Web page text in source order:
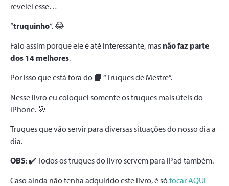
revelei esse…
“truquinho“. 😂
Falo assim porque ele é até interessante, mas não faz parte
dos 14 melhores.
Por isso que está fora do 📙 “Truques de Mestre”.
Nesse livro eu coloquei somente os truques mais úteis do
iPhone. 🎯
Truques que vão servir para diversas situações do nosso dia a
dia.
OBS: ✔️ Todos os truques do livro servem para iPad também.
Caso ainda não tenha adquirido este livro, é sótocar AQUI